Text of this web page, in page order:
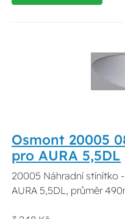
Osmont 20005
pro AURA 5,5DL
20005 Náhradní stínítko
AURA 5,5DL, průměr